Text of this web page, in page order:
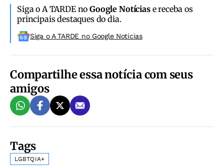
Siga o A TARDE noGoogle Notíciase receba os
principais destaques do dia.
Siga o A TARDE no Google Noticias
Compartilhe essa notícia com seus
amigos
Tags
LGBTQIA+